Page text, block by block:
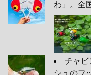
わ」。全
チャビ